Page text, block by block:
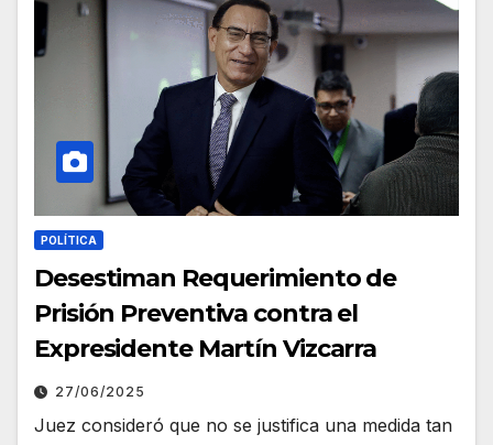
POLÍTICA
Desestiman Requerimiento de
Prisión Preventiva contra el
Expresidente Martín Vizcarra
27/06/2025
Juez consideró que no se justifica una medida tan